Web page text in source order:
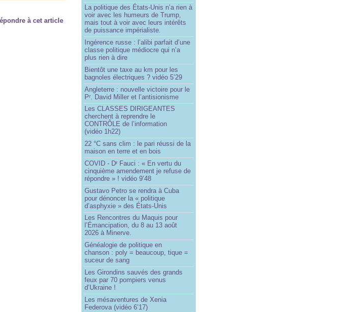
à cet article
La politique des États-Unis n’a rien à
voir avec les humeurs de Trump,
mais tout à voir avec leurs intérêts
de puissance impérialiste.
Ingérence russe : l’alibi parfait d’une
classe politique médiocre qui n’a
plus rien à dire
Bientôt une taxe au km pour les
bagnoles électriques ? vidéo 5’29
Angleterre : nouvelle victoire pour le
Pr
. David Miller et l’antisionisme
Les CLASSES DIRIGEANTES
cherchent à reprendre le
CONTRÔLE de l’information
(vidéo 1h22)
22 °C sans clim : le pari réussi de la
maison en terre et en bois
COVID - Dr Fauci : « En vertu du
cinquième amendement je refuse de
répondre » ! vidéo 9’48
Gustavo Petro se rendra à Cuba
pour dénoncer la « politique
d’asphyxie » des États-Unis
Les Rencontres du Maquis pour
l’Émancipation, du 8 au 13 août
2026 à Minerve.
Généalogie de politique en
chanson : poly = beaucoup, tique =
suceur de sang
Les Girondins sauvés des grands
feux par 70 pompiers venus
d’Ukraine !
Les mésaventures de Xenia
Federova (vidéo 6’17)